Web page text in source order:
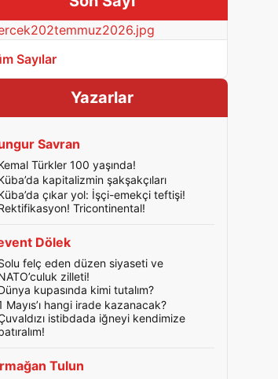
Sayılar
Yazarlar
Savran
Türkler 100 yaşında!
kapitalizmin şakşakçıları
çıkar yol: İşçi-emekçi teftişi!
Tricontinental!
Dölek
felç eden düzen siyaseti ve
zilleti!
kupasında kimi tutalım?
Mayıs’ı hangi irade kazanacak?
istibdada iğneyi kendimize
Tulun